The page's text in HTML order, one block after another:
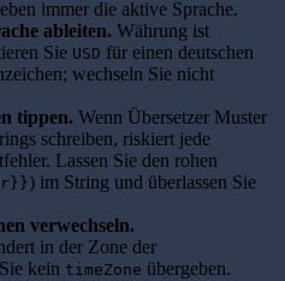
immer die aktive Sprache.
ableiten. Währung ist
Sie USD für einen deutschen
wechseln Sie nicht
tippen. Wenn Übersetzer Muster
schreiben, riskiert jede
Lassen Sie den rohen
) im String und überlassen Sie
verwechseln.
in der Zone der
kein timeZone übergeben.